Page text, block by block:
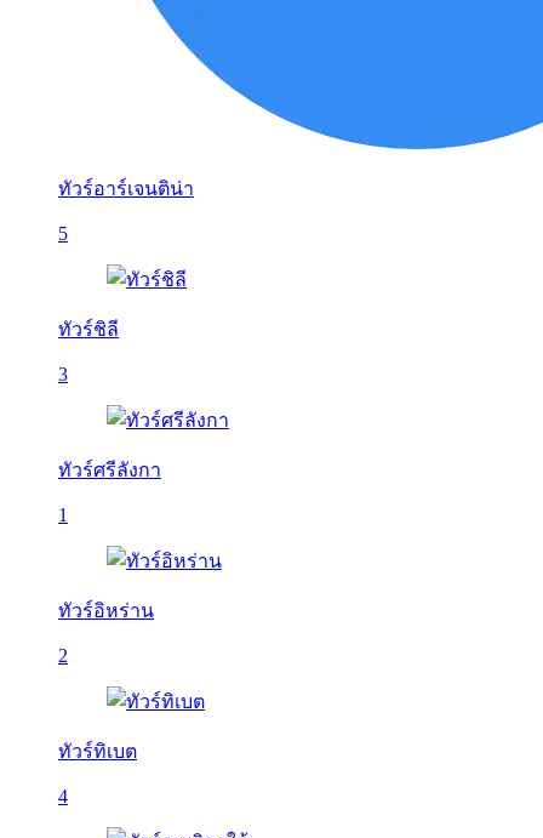
ทัวร์อาร์เจนติน่า
5
ทัวร์ชิลี
3
ทัวร์ศรีลังกา
1
ทัวร์อิหร่าน
2
ทัวร์ทิเบต
4